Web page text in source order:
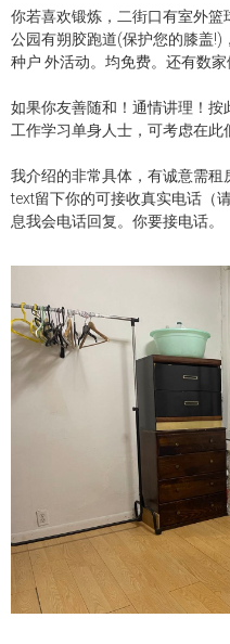
你若喜欢锻炼，二街口有室外篮
公园有朔胶跑道(保护您的膝盖!)
种户 外活动。均免费。还有数家
如果你友善随和！通情讲理！按
工作学习单身人士，可考虑在此
我介绍的非常具体，有诚意需
text留下你的可接收真实电话（
息我会电话回复。你要接电话。